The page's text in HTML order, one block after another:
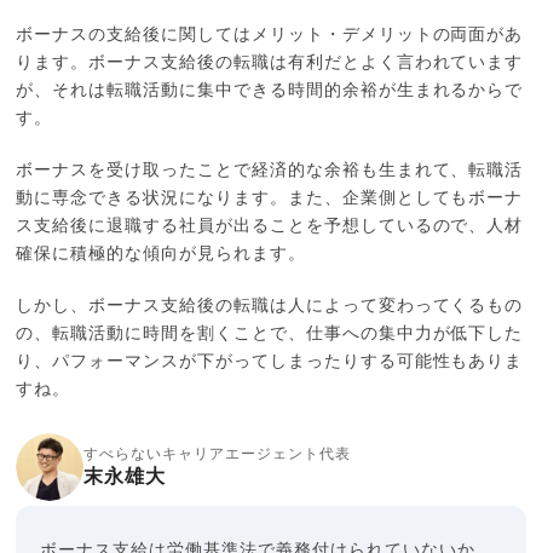
ボーナスの支給後に関してはメリット・デメリットの両面があ
ります。ボーナス支給後の転職は有利だとよく言われています
が、それは転職活動に集中できる時間的余裕が生まれるからで
す。
ボーナスを受け取ったことで経済的な余裕も生まれて、転職活
動に専念できる状況になります。また、企業側としてもボーナ
ス支給後に退職する社員が出ることを予想しているので、人材
確保に積極的な傾向が見られます。
しかし、ボーナス支給後の転職は人によって変わってくるもの
の、転職活動に時間を割くことで、仕事への集中力が低下した
り、パフォーマンスが下がってしまったりする可能性もありま
すね。
すべらないキャリアエージェント代表
末永雄大